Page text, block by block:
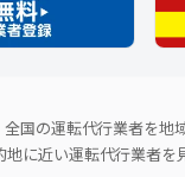
国の運転代行業者を地
に近い運転代行業者を